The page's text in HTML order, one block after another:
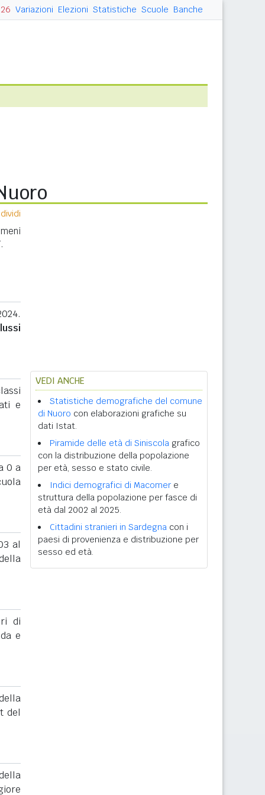
Variazioni Elezioni Statistiche Scuole Banche
e
0 a
al
di
e
del
VEDI ANCHE
Statistiche demografiche del comune
di Nuoro con elaborazioni grafiche su
dati Istat.
Piramide delle età di Siniscola grafico
con la distribuzione della popolazione
per età, sesso e stato civile.
Indici demografici di Macomer e
struttura della popolazione per fasce di
età dal 2002 al 2025.
Cittadini stranieri in Sardegna con i
paesi di provenienza e distribuzione per
sesso ed età.